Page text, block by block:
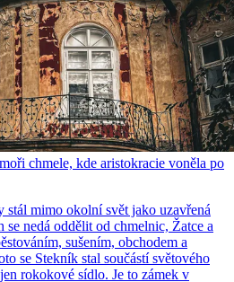
chmele, kde aristokracie voněla po
stál mimo okolní svět jako uzavřená
se nedá oddělit od chmelnic, Žatce a
sušením, obchodem a
se Stekník stal součástí světového
rokokové sídlo. Je to zámek v